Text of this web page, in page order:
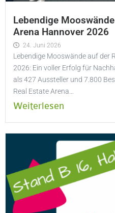
Lebendige
Arena Hannover 2026
24. Juni 2026
Lebendige Mooswände auf der
2026: Ein voller Erfolg für
als 427 Aussteller und 7.800
Real Estate Arena...
Weiterlesen